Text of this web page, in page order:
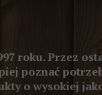
roku. Przez
poznać
o wysokiej